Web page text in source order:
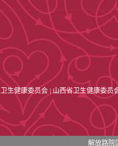
生健康委员会 | 山西省卫生健康委员
解放路